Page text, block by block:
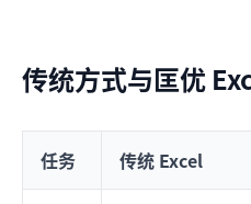
传统方式与匡优
任务 传统 Excel